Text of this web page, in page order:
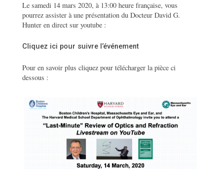
Le samedi 14 mars 2020, à 13:00 heure française, vous
pourrez assister à une présentation du Docteur David G.
Hunter en direct sur youtube :
Cliquez ici pour suivre l’événement
Pour en savoir plus cliquez pour télécharger la pièce ci
dessous :